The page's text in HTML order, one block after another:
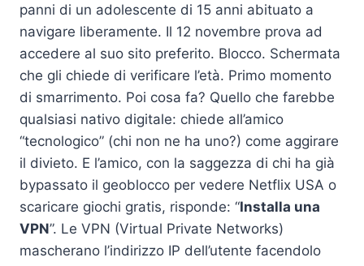
panni di un adolescente di 15 anni abituato a
navigare liberamente. Il 12 novembre prova ad
accedere al suo sito preferito. Blocco. Schermata
che gli chiede di verificare l’età. Primo momento
di smarrimento. Poi cosa fa? Quello che farebbe
qualsiasi nativo digitale: chiede all’amico
“tecnologico” (chi non ne ha uno?) come aggirare
il divieto. E l’amico, con la saggezza di chi ha già
bypassato il geoblocco per vedere Netflix USA o
scaricare giochi gratis, risponde: “Installa una
VPN”. Le VPN (Virtual Private Networks)
mascherano l’indirizzo IP dell’utente facendolo